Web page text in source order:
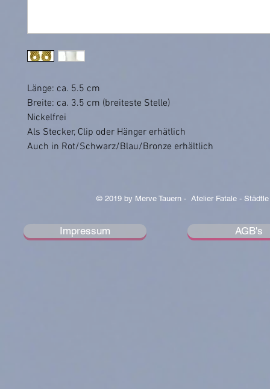
Länge: ca. 5.5 cm
Breite: ca. 3.5 cm (breiteste Stelle)
Nickelfrei
Als Stecker, Clip oder Hänger erhätlich
Auch in Rot/Schwarz/Blau/Bronze erhältlich
© 2019 by Merve Tauern - Atelier Fatale -
Impressum AGB's